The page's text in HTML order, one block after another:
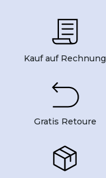
Kauf auf Rechnung
Gratis Retoure